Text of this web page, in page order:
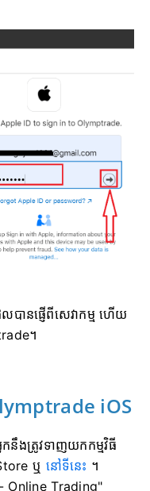
បានផ្ញើពីសេវាកម្ម ហើយ
។
iOS
នឹងត្រូវទាញយកកម្មវិធី
ឬ នៅទីនេះ ។
- Online Trading"